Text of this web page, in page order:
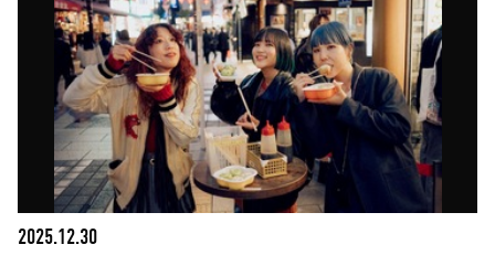
2025.12.30